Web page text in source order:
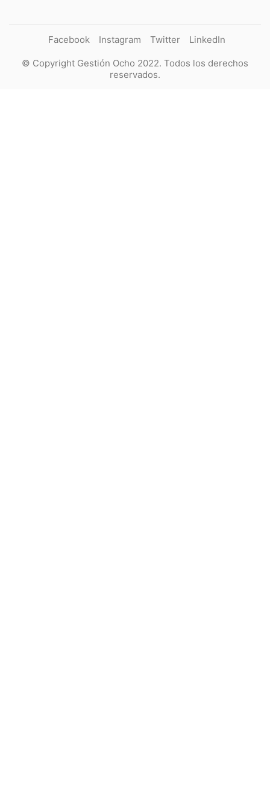
Facebook Instagram Twitter LinkedIn
© Copyright Gestión Ocho 2022. Todos los derechos
reservados.